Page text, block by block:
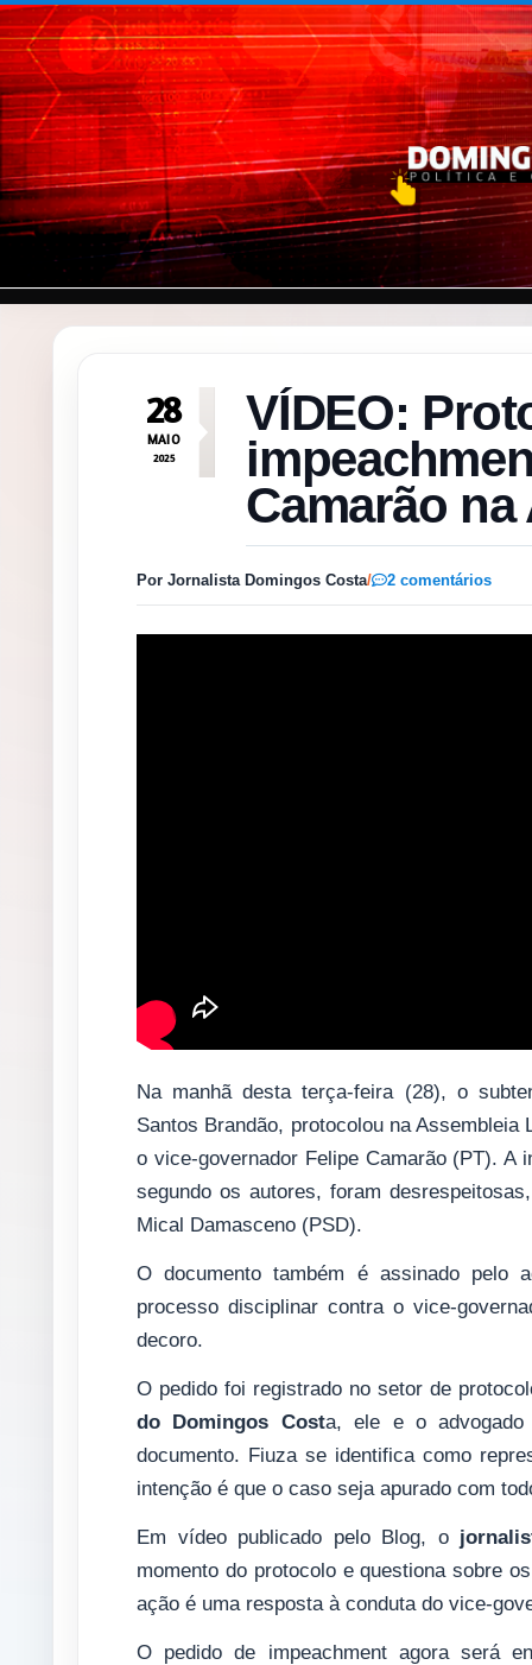
Pular para o conteúdo
28
MAIO
2025
VÍDEO:
Camarão
Por Jornalista Domingos Costa/ 2 comentários
Na manhã desta terça-feira (28), o
Santos Brandão, protocolou na
o vice-governador Felipe Camarão (PT). A
segundo os autores, foram
Mical Damasceno (PSD).
O documento também é assinado pelo
processo disciplinar contra o vice-
decoro.
O pedido foi registrado no setor de
do Domingos Costa, ele e o
documento. Fiuza se identifica como
intenção é que o caso seja apurado com
Em vídeo publicado pelo Blog, o
momento do protocolo e questiona sobre
ação é uma resposta à conduta do vice-
O pedido de impeachment agora será